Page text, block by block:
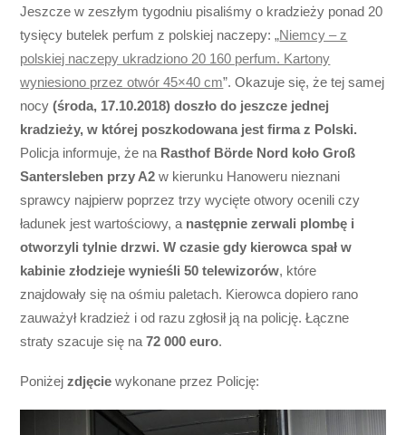
Jeszcze w zeszłym tygodniu pisaliśmy o kradzieży ponad 20
tysięcy butelek perfum z polskiej naczepy: „Niemcy – z
polskiej naczepy ukradziono 20 160 perfum. Kartony
wyniesiono przez otwór 45×40 cm”. Okazuje się, że tej samej
nocy (środa, 17.10.2018) doszło do jeszcze jednej
kradzieży, w której poszkodowana jest firma z Polski.
Policja informuje, że na Rasthof Börde Nord koło Groß
Santersleben przy A2 w kierunku Hanoweru nieznani
sprawcy najpierw poprzez trzy wycięte otwory ocenili czy
ładunek jest wartościowy, a następnie zerwali plombę i
otworzyli tylnie drzwi. W czasie gdy kierowca spał w
kabinie złodzieje wynieśli 50 telewizorów, które
znajdowały się na ośmiu paletach. Kierowca dopiero rano
zauważył kradzież i od razu zgłosił ją na policję. Łączne
straty szacuje się na72 000 euro.
Poniżejzdjęciewykonane przez Policję: